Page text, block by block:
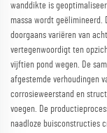
wanddikte is
massa wordt geëlimineerd.
doorgaans variëren van
vertegenwoordigt ten
vijftien pond wegen. De
afgestemde verhoudingen
corrosieweerstand en
voegen. De
naadloze buisconstructies